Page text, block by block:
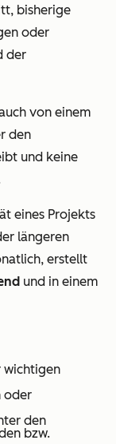
bisherige
oder
der
von einem
den
und keine
eines Projekts
längeren
erstellt
und in einem
wichtigen
oder
den
bzw.